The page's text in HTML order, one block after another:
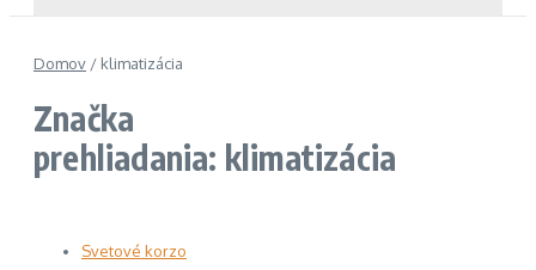
Domov / klimatizácia
Značka
prehliadania: klimatizácia
Svetové korzo